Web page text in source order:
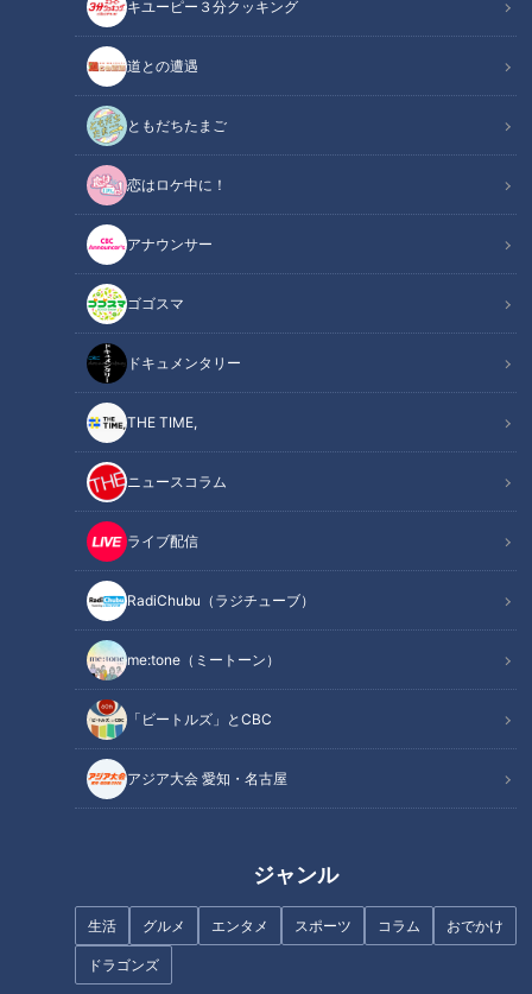
キユーピー３分クッキング
道との遭遇
ともだちたまご
恋はロケ中に！
アナウンサー
ゴゴスマ
ドキュメンタリー
THE TIME,
ニュースコラム
ライブ配信
RadiChubu（ラジチューブ）
me:tone（ミートーン）
「ビートルズ」とCBC
アジア大会 愛知・名古屋
ジャンル
生活 グルメ エンタメ スポーツ コラム おでかけ
ドラゴンズ
「サンデードラゴンズ」より(C)CBCテレビ
この記事の画像（全10枚）
記事に戻る
この記事を見たあなたへのおすすめ
【チャント！特集】
フランス人は菓子店「シャトレ
ーゼ」の店名に顔を赤らめる？